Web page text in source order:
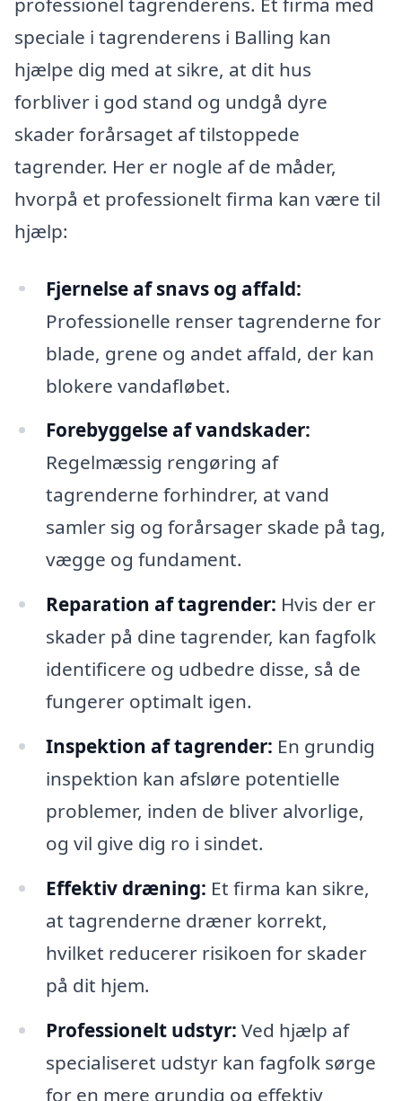
speciale i tagrenderens i Balling kan
hjælpe dig med at sikre, at dit hus
forbliver i god stand og undgå dyre
skader forårsaget af tilstoppede
tagrender. Her er nogle af de måder,
hvorpå et professionelt firma kan være til
hjælp:
Fjernelse af snavs og affald:
Professionelle renser tagrenderne for
blade, grene og andet affald, der kan
blokere vandafløbet.
Forebyggelse af vandskader:
Regelmæssig rengøring af
tagrenderne forhindrer, at vand
samler sig og forårsager skade på tag,
vægge og fundament.
Reparation af tagrender: Hvis der er
skader på dine tagrender, kan fagfolk
identificere og udbedre disse, så de
fungerer optimalt igen.
Inspektion af tagrender: En grundig
inspektion kan afsløre potentielle
problemer, inden de bliver alvorlige,
og vil give dig ro i sindet.
Effektiv dræning: Et firma kan sikre,
at tagrenderne dræner korrekt,
hvilket reducerer risikoen for skader
på dit hjem.
Professionelt udstyr: Ved hjælp af
specialiseret udstyr kan fagfolk sørge
for en mere grundig og effektiv